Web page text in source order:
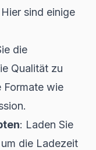
sind einige
die
Qualität zu
Formate wie
: Laden Sie
die Ladezeit